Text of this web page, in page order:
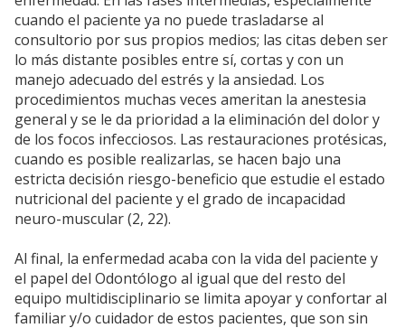
cuando el paciente ya no puede trasladarse al
consultorio por sus propios medios; las citas deben ser
lo más distante posibles entre sí, cortas y con un
manejo adecuado del estrés y la ansiedad. Los
procedimientos muchas veces ameritan la anestesia
general y se le da prioridad a la eliminación del dolor y
de los focos infecciosos. Las restauraciones protésicas,
cuando es posible realizarlas, se hacen bajo una
estricta decisión riesgo-beneficio que estudie el estado
nutricional del paciente y el grado de incapacidad
neuro-muscular (2, 22).
Al final, la enfermedad acaba con la vida del paciente y
el papel del Odontólogo al igual que del resto del
equipo multidisciplinario se limita apoyar y confortar al
familiar y/o cuidador de estos pacientes, que son sin